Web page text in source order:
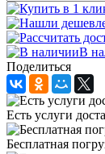
В
Поделиться
Есть услуги
Бесплатная